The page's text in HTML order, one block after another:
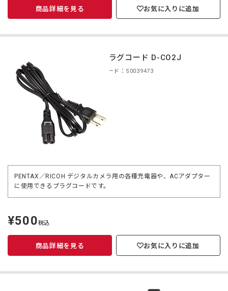
商品詳細を見る お気に入りに追加
ACプラグコード D-CO2J
商品コード：S0039473
PENTAX／RICOH デジタルカメラ用の各種充電器や、ACアダプター
に使用できるプラグコードです。
定
価
¥500税込
商品詳細を見る お気に入りに追加